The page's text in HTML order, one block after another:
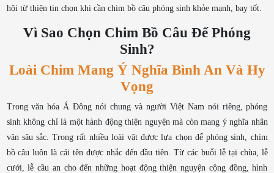
hội từ thiện tin chọn khi cần chim bồ câu phóng sinh khỏe mạnh, bay tốt.
Vì Sao Chọn Chim Bồ Câu Để Phóng
Sinh?
Loài Chim Mang Ý Nghĩa Bình An Và Hy
Vọng
Trong văn hóa Á Đông nói chung và người Việt Nam nói riêng, phóng
sinh không chỉ là một hành động thiện nguyện mà còn mang ý nghĩa nhân
văn sâu sắc. Trong rất nhiều loài vật được lựa chọn để phóng sinh, chim
bồ câu luôn là cái tên được nhắc đến đầu tiên. Từ các buổi lễ tại chùa, lễ
cưới, lễ cầu an cho đến những hoạt động thiện nguyện cộng đồng, hình